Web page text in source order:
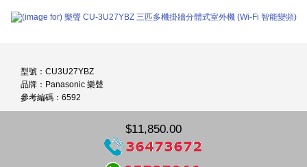
型號：CU3U27YBZ
品牌：Panasonic 樂聲
參考編碼：6592
$11,850.00